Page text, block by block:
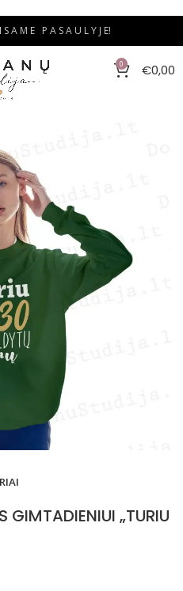
A M E P A S A U L Y J E!
0 €0,00
GIMTADIENIUI „TURIU